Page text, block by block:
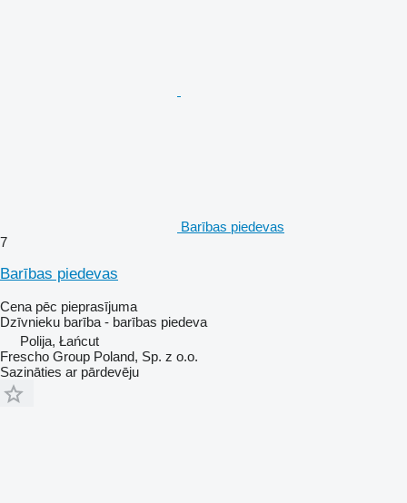
Barības piedevas
7
Barības piedevas
Cena pēc pieprasījuma
Dzīvnieku barība - barības piedeva
Polija, Łańcut
Frescho Group Poland, Sp. z o.o.
Sazināties ar pārdevēju